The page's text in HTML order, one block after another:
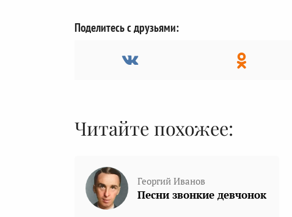
Поделитесь с друзьями:
Читайте похожее:
Георгий Иванов
Песни звонкие девчонок